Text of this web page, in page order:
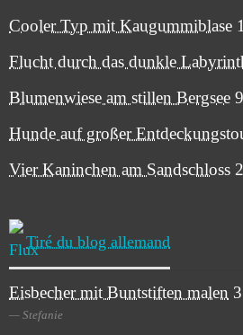
Cooler Typ mit Kaugummiblase
Flucht durch das dunkle
Blumenwiese am stillen Bergsee
Hunde auf großer
Vier Kaninchen am Sandschloss
Tiré du blog allemand
Eisbecher mit Buntstiften malen
Stefanie